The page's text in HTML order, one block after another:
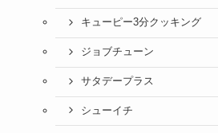
キューピー3分クッキング
ジョブチューン
サタデープラス
シューイチ